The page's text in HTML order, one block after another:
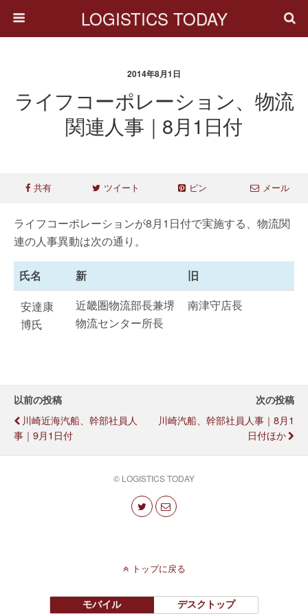
LOGISTICS TODAY
2014年8月1日
ライフコーポレーション、物流
関連人事｜8月1日付
共有 ツイート ピン メール
ライフコーポレーションが8月1日付で実施する、物流関
連の人事異動は次の通り。
氏名 新
旧
安達康
博氏
近畿圏物流部長兼堺
物流センター所長
南津守店長
以前の投稿
川崎近海汽船、幹部社員人
事｜9月1日付
次の投稿
川崎汽船、幹部社員人事｜8月1
日付ほか
© LOGISTICS TODAY
トップに戻る
モバイル デスクトップ